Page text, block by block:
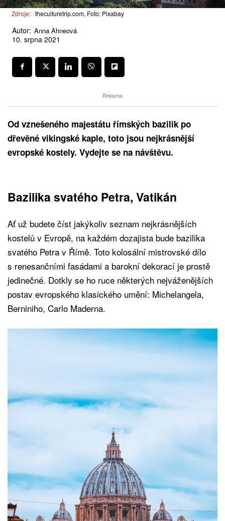
Zdroje: theculturetrip.com, Foto: Pixabay
Autor: Anna Ahneová
10. srpna 2021
Reklama
Od vznešeného majestátu římských bazilik po
dřevěné vikingské kaple, toto jsou nejkrásnější
evropské kostely. Vydejte se na návštěvu.
Bazilika svatého Petra, Vatikán
Ať už budete číst jakýkoliv seznam nejkrásnějších
kostelů v Evropě, na každém dozajista bude bazilika
svatého Petra v Římě. Toto kolosální mistrovské dílo
s renesančními fasádami a barokní dekorací je prostě
jedinečné. Dotkly se ho ruce některých nejváženějších
postav evropského klasického umění: Michelangela,
Berniniho, Carlo Maderna.